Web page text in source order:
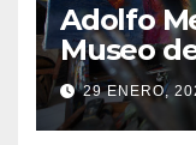
Adolfo
Museo
29 ENERO,